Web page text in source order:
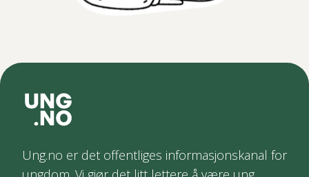
Ung.no er det offentliges informasjonskanal for